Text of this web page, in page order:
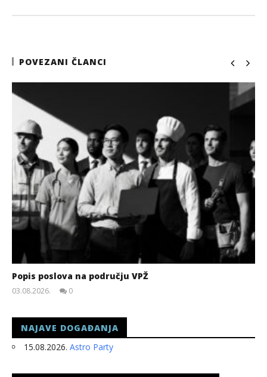
POVEZANI ČLANCI
Popis poslova na području VPŽ
03.08.2026.
0
NAJAVE DOGAĐANJA
15.08.2026. Astro Party